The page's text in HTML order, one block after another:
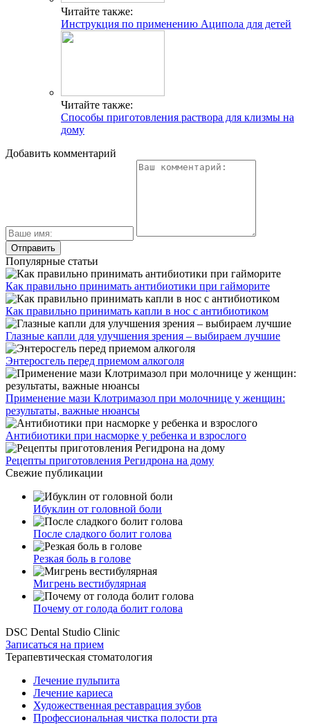
Читайте также:
Инструкция по применению Аципола для детей
Читайте также:
Способы приготовления раствора для клизмы на
дому
Добавить комментарий
Популярные статьи
Как правильно принимать антибиотики при гайморите
Как правильно принимать капли в нос с антибиотиком
Глазные капли для улучшения зрения – выбираем лучшие
Энтеросгель перед приемом алкоголя
Применение мази Клотримазол при молочнице у женщин:
результаты, важные нюансы
Антибиотики при насморке у ребенка и взрослого
Рецепты приготовления Регидрона на дому
Свежие публикации
Ибуклин от головной боли
После сладкого болит голова
Резкая боль в голове
Мигрень вестибулярная
Почему от голода болит голова
DSC Dental Studio Clinic
Записаться на прием
Терапевтическая стоматология
Лечение пульпита
Лечение кариеса
Художественная реставрация зубов
Профессиональная чистка полости рта